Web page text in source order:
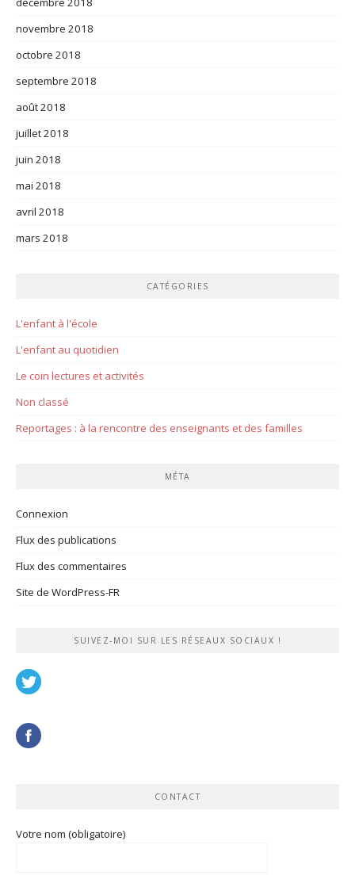
novembre 2018
octobre 2018
septembre 2018
août 2018
juillet 2018
juin 2018
mai 2018
avril 2018
mars 2018
CATÉGORIES
L'enfant à l'école
L'enfant au quotidien
Le coin lectures et activités
Non classé
Reportages : à la rencontre des enseignants et des familles
MÉTA
Connexion
Flux des publications
Flux des commentaires
Site de WordPress-FR
SUIVEZ-MOI SUR LES RÉSEAUX SOCIAUX !
CONTACT
Votre nom (obligatoire)